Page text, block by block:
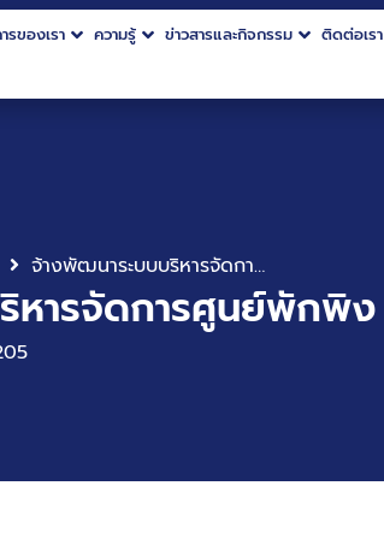
รของเรา ความรู้ ข่าวสารและกิจกรรม ติดต่อเรา
จ้างพัฒนาระบบบริหารจัดการศูนย์พักพิง
หารจัดการศูนย์พักพิง